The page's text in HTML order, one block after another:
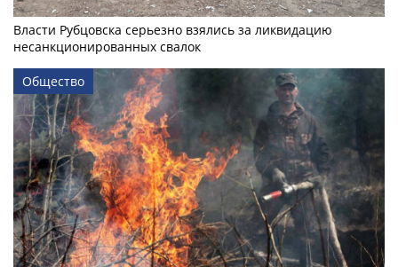
Власти Рубцовска серьезно взялись за ликвидацию
несанкционированных свалок
Общество